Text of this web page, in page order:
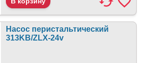
Насос перистальтический
313KB/ZLX-24v